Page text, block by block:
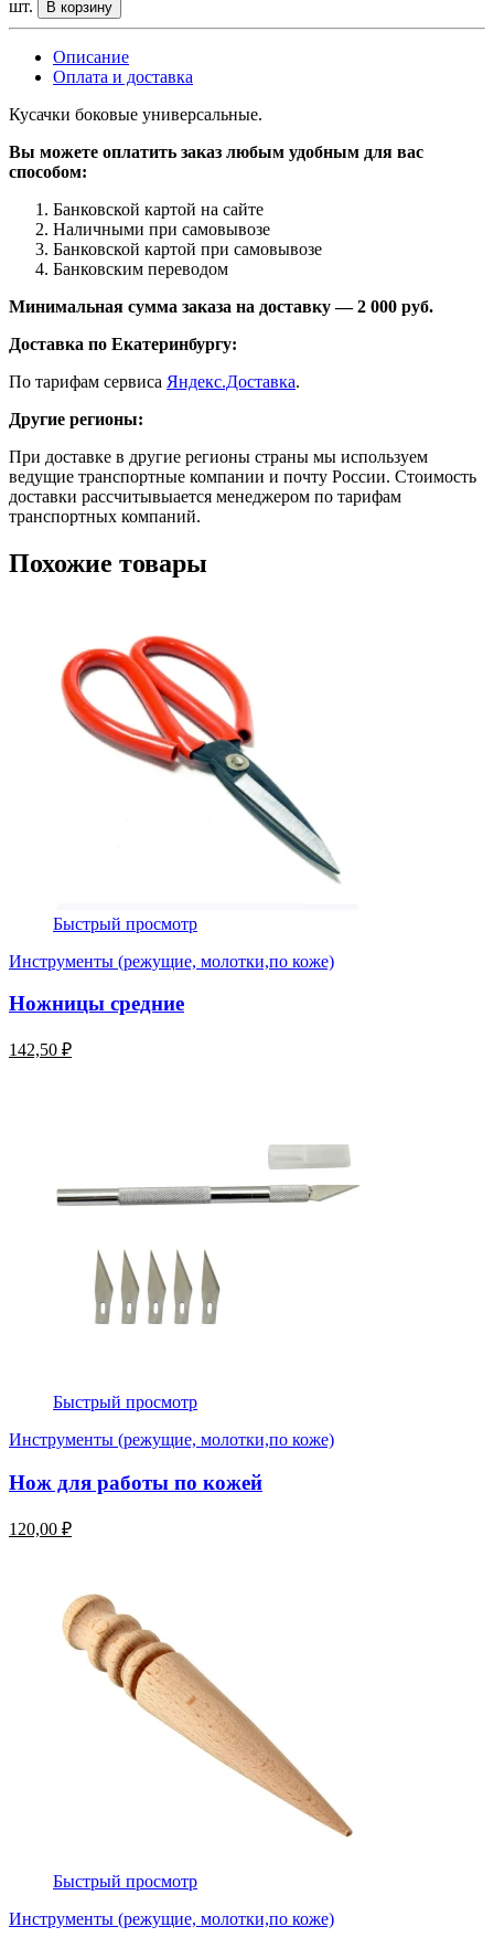
шт. В корзину
Описание
Оплата и доставка
Кусачки боковые универсальные.
Вы можете оплатить заказ любым удобным для вас
способом:
Банковской картой на сайте
Наличными при самовывозе
Банковской картой при самовывозе
Банковским переводом
Минимальная сумма заказа на доставку — 2 000 руб.
Доставка по Екатеринбургу:
По тарифам сервиса Яндекс.Доставка.
Другие регионы:
При доставке в другие регионы страны мы используем
ведущие транспортные компании и почту России. Стоимость
доставки рассчитывыается менеджером по тарифам
транспортных компаний.
Похожие товары
Быстрый просмотр
Инструменты (режущие, молотки,по коже)
Ножницы средние
142,50 ₽
Быстрый просмотр
Инструменты (режущие, молотки,по коже)
Нож для работы по кожей
120,00 ₽
Быстрый просмотр
Инструменты (режущие, молотки,по коже)